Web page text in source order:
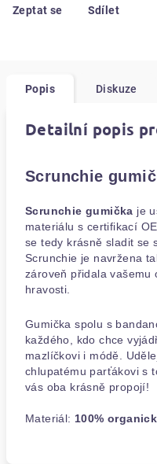
Zeptat se Sdílet
Popis Diskuze
Detailní popis
Scrunchie
Scrunchie gumička je
materiálu s certifikací
se tedy krásně sladit se
Scrunchie je navržena
zároveň přidala vašemu
hravosti.
Gumička spolu s
každého, kdo chce
mazlíčkovi i módě.
chlupatému parťákovi s
vás oba krásně propojí!
Materiál: 100%